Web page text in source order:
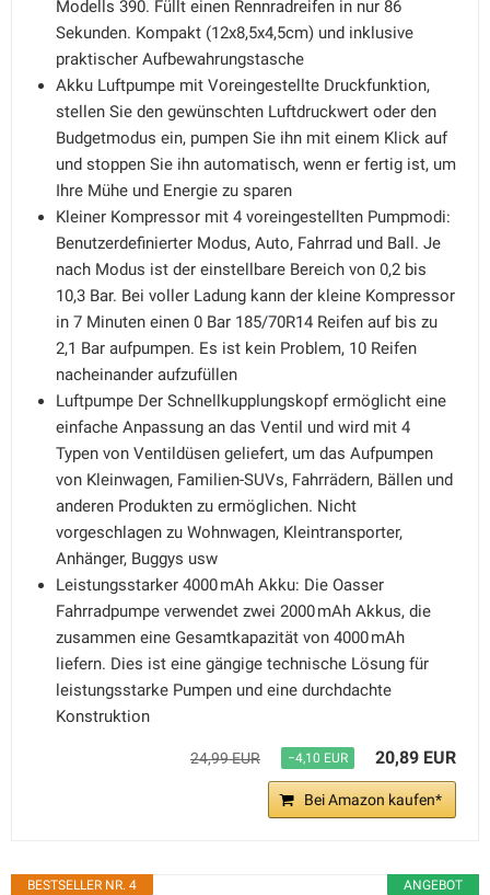
Modells 390. Füllt einen Rennradreifen in nur 86
Sekunden. Kompakt (12x8,5x4,5cm) und inklusive
praktischer Aufbewahrungstasche
Akku Luftpumpe mit Voreingestellte Druckfunktion,
stellen Sie den gewünschten Luftdruckwert oder den
Budgetmodus ein, pumpen Sie ihn mit einem Klick auf
und stoppen Sie ihn automatisch, wenn er fertig ist, um
Ihre Mühe und Energie zu sparen
Kleiner Kompressor mit 4 voreingestellten Pumpmodi:
Benutzerdefinierter Modus, Auto, Fahrrad und Ball. Je
nach Modus ist der einstellbare Bereich von 0,2 bis
10,3 Bar. Bei voller Ladung kann der kleine Kompressor
in 7 Minuten einen 0 Bar 185/70R14 Reifen auf bis zu
2,1 Bar aufpumpen. Es ist kein Problem, 10 Reifen
nacheinander aufzufüllen
Luftpumpe Der Schnellkupplungskopf ermöglicht eine
einfache Anpassung an das Ventil und wird mit 4
Typen von Ventildüsen geliefert, um das Aufpumpen
von Kleinwagen, Familien-SUVs, Fahrrädern, Bällen und
anderen Produkten zu ermöglichen. Nicht
vorgeschlagen zu Wohnwagen, Kleintransporter,
Anhänger, Buggys usw
Leistungsstarker 4000 mAh Akku: Die Oasser
Fahrradpumpe verwendet zwei 2000 mAh Akkus, die
zusammen eine Gesamtkapazität von 4000 mAh
liefern. Dies ist eine gängige technische Lösung für
leistungsstarke Pumpen und eine durchdachte
Konstruktion
24,99 EUR −4,10 EUR 20,89 EUR
Bei Amazon kaufen*
ANGEBOT
BESTSELLER NR. 4